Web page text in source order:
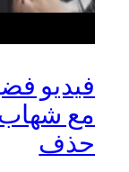
فيديو
حذف